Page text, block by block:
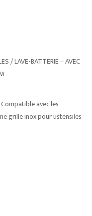
/ LAVE-BATTERIE – AVEC
avec les
grille inox pour ustensiles